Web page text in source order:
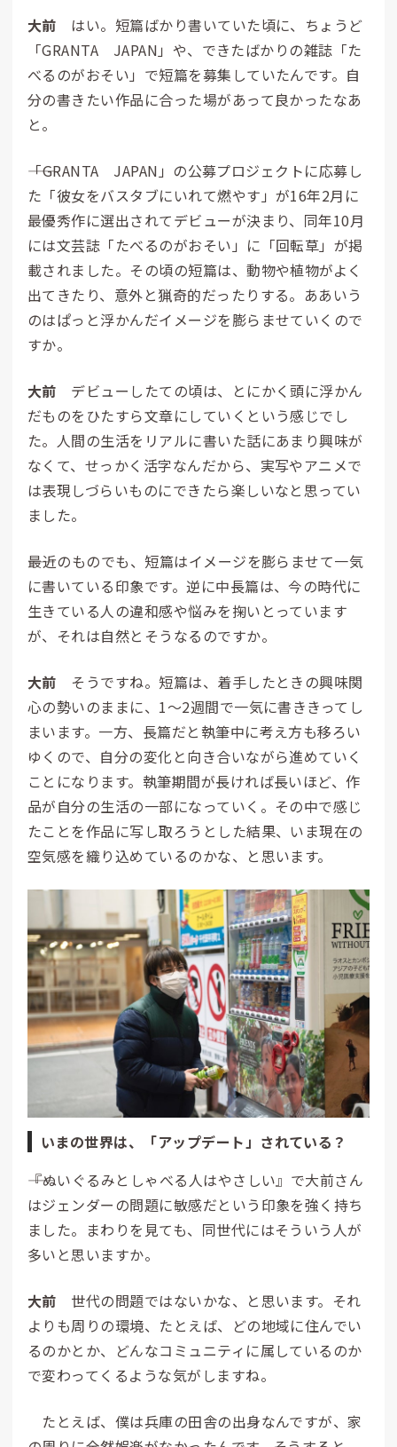
大前 はい。短篇ばかり書いていた頃に、ちょうど
「GRANTA JAPAN」や、できたばかりの雑誌「た
べるのがおそい」で短篇を募集していたんです。自
分の書きたい作品に合った場があって良かったなあ
と。
――「GRANTA JAPAN」の公募プロジェクトに応募し
た「彼女をバスタブにいれて燃やす」が16年2月に
最優秀作に選出されてデビューが決まり、同年10月
には文芸誌「たべるのがおそい」に「回転草」が掲
載されました。その頃の短篇は、動物や植物がよく
出てきたり、意外と猟奇的だったりする。ああいう
のはぱっと浮かんだイメージを膨らませていくので
すか。
大前 デビューしたての頃は、とにかく頭に浮かん
だものをひたすら文章にしていくという感じでし
た。人間の生活をリアルに書いた話にあまり興味が
なくて、せっかく活字なんだから、実写やアニメで
は表現しづらいものにできたら楽しいなと思ってい
ました。
――最近のものでも、短篇はイメージを膨らませて一気
に書いている印象です。逆に中長篇は、今の時代に
生きている人の違和感や悩みを掬いとっています
が、それは自然とそうなるのですか。
大前 そうですね。短篇は、着手したときの興味関
心の勢いのままに、1～2週間で一気に書ききってし
まいます。一方、長篇だと執筆中に考え方も移ろい
ゆくので、自分の変化と向き合いながら進めていく
ことになります。執筆期間が長ければ長いほど、作
品が自分の生活の一部になっていく。その中で感じ
たことを作品に写し取ろうとした結果、いま現在の
空気感を織り込めているのかな、と思います。
いまの世界は、「アップデート」されている？
――『ぬいぐるみとしゃべる人はやさしい』で大前さん
はジェンダーの問題に敏感だという印象を強く持ち
ました。まわりを見ても、同世代にはそういう人が
多いと思いますか。
大前 世代の問題ではないかな、と思います。それ
よりも周りの環境、たとえば、どの地域に住んでい
るのかとか、どんなコミュニティに属しているのか
で変わってくるような気がしますね。
たとえば、僕は兵庫の田舎の出身なんですが、家